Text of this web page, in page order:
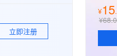
立即注册
¥15.
定制建站
模板小程序